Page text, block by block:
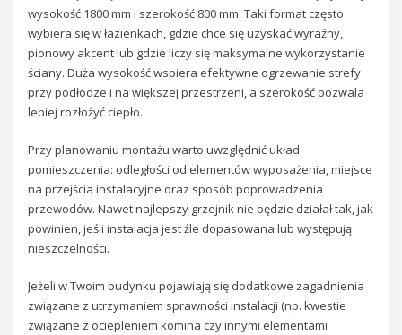
wysokość 1800 mm i szerokość 800 mm. Taki format często
wybiera się w łazienkach, gdzie chce się uzyskać wyraźny,
pionowy akcent lub gdzie liczy się maksymalne wykorzystanie
ściany. Duża wysokość wspiera efektywne ogrzewanie strefy
przy podłodze i na większej przestrzeni, a szerokość pozwala
lepiej rozłożyć ciepło.
Przy planowaniu montażu warto uwzględnić układ
pomieszczenia: odległości od elementów wyposażenia, miejsce
na przejścia instalacyjne oraz sposób poprowadzenia
przewodów. Nawet najlepszy grzejnik nie będzie działał tak, jak
powinien, jeśli instalacja jest źle dopasowana lub występują
nieszczelności.
Jeżeli w Twoim budynku pojawiają się dodatkowe zagadnienia
związane z utrzymaniem sprawności instalacji (np. kwestie
związane z ociepleniem komina czy innymi elementami